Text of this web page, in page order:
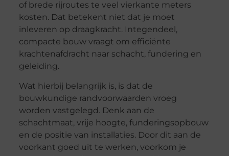
of brede rijroutes te veel vierkante meters
kosten. Dat betekent niet dat je moet
inleveren op draagkracht. Integendeel,
compacte bouw vraagt om efficiënte
krachtenafdracht naar schacht, fundering en
geleiding.
Wat hierbij belangrijk is, is dat de
bouwkundige randvoorwaarden vroeg
worden vastgelegd. Denk aan de
schachtmaat, vrije hoogte, funderingsopbouw
en de positie van installaties. Door dit aan de
voorkant goed uit te werken, voorkom je